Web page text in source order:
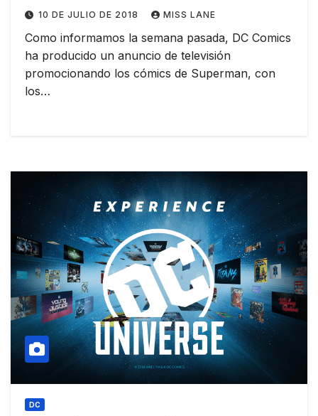
10 DE JULIO DE 2018 MISS LANE
Como informamos la semana pasada, DC Comics
ha producido un anuncio de televisión
promocionando los cómics de Superman, con
los…
DC